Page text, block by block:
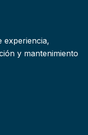
experiencia,
y mantenimiento